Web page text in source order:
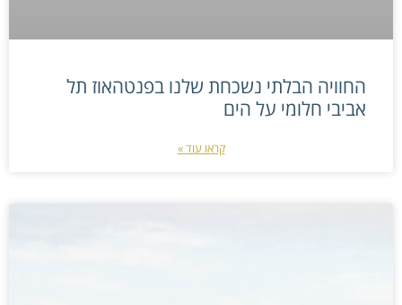
החוויה הבלתי נשכחת שלנו בפנטהאוז תל
אביבי חלומי על הים
קראו עוד »